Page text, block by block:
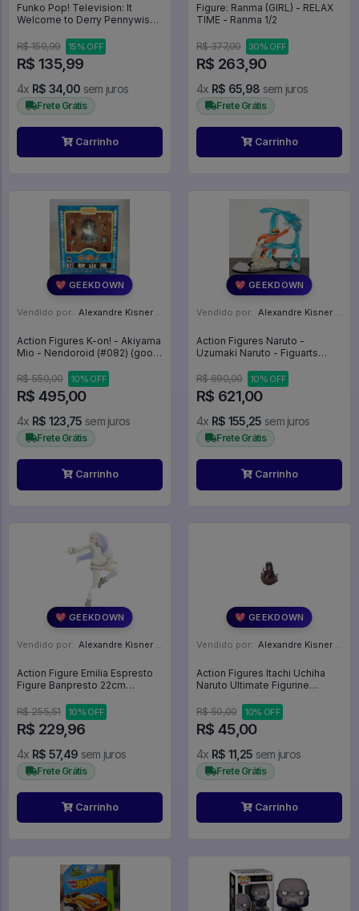
Funko Pop! Television: It
Welcome to Derry Pennywise
R$ 159,99
15% OFF
R$ 135,99
4x R$ 34,00 sem juros
Frete Grátis
Carrinho
Figure: Ranma (GIRL) - RELAX
TIME - Ranma 1/2
R$ 377,00 30% OFF
R$ 263,90
4x R$ 65,98 sem juros
Frete Grátis
Carrinho
💖 GEEKDOWN
Vendido por: Alexandre Kisner - PR
Action Figures K-on! - Akiyama
Mio - Nendoroid (#082) (good
R$ 550,00
10% OFF
R$ 495,00
4x R$ 123,75 sem juros
Frete Grátis
Carrinho
💖 GEEKDOWN
Vendido por: Alexandre Kisner - PR
Action Figures Naruto -
Uzumaki Naruto - Figuarts
Spirits) - Naruto
R$ 690,00 10% OFF
R$ 621,00
4x R$ 155,25 sem juros
Frete Grátis
Carrinho
💖 GEEKDOWN
Vendido por: Alexandre Kisner - PR
Action Figure Emilia Espresto
Figure Banpresto 22cm
Kara Hajimeru Isekai Seikatsu
R$ 255,51 10% OFF
R$ 229,96
4x R$ 57,49 sem juros
Frete Grátis
Carrinho
💖 GEEKDOWN
Vendido por: Alexandre Kisner - PR
Action Figures Itachi Uchiha
Naruto Ultimate Figurine
Tampons - Naruto Shippuden
R$ 50,00 10% OFF
R$ 45,00
4x R$ 11,25 sem juros
Frete Grátis
Carrinho